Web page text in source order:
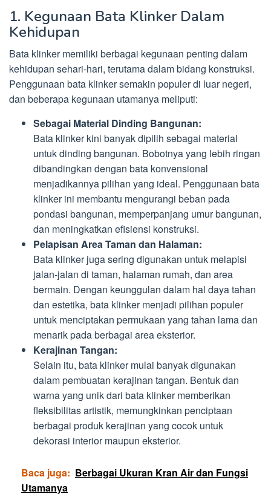
1. Kegunaan Bata Klinker Dalam
Kehidupan
Bata klinker memiliki berbagai kegunaan penting dalam
kehidupan sehari-hari, terutama dalam bidang konstruksi.
Penggunaan bata klinker semakin populer di luar negeri,
dan beberapa kegunaan utamanya meliputi:
Sebagai Material Dinding Bangunan:
Bata klinker kini banyak dipilih sebagai material
untuk dinding bangunan. Bobotnya yang lebih ringan
dibandingkan dengan bata konvensional
menjadikannya pilihan yang ideal. Penggunaan bata
klinker ini membantu mengurangi beban pada
pondasi bangunan, memperpanjang umur bangunan,
dan meningkatkan efisiensi konstruksi.
Pelapisan Area Taman dan Halaman:
Bata klinker juga sering digunakan untuk melapisi
jalan-jalan di taman, halaman rumah, dan area
bermain. Dengan keunggulan dalam hal daya tahan
dan estetika, bata klinker menjadi pilihan populer
untuk menciptakan permukaan yang tahan lama dan
menarik pada berbagai area eksterior.
Kerajinan Tangan:
Selain itu, bata klinker mulai banyak digunakan
dalam pembuatan kerajinan tangan. Bentuk dan
warna yang unik dari bata klinker memberikan
fleksibilitas artistik, memungkinkan penciptaan
berbagai produk kerajinan yang cocok untuk
dekorasi interior maupun eksterior.
Baca juga: Berbagai Ukuran Kran Air dan Fungsi
Utamanya